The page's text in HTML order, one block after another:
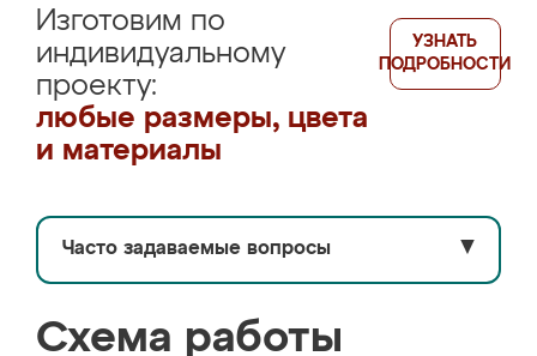
Изготовим по
индивидуальному
проекту:
любые размеры, цвета
и материалы
УЗНАТЬ
ПОДРОБНОСТИ
Часто задаваемые вопросы ▼
Схема работы